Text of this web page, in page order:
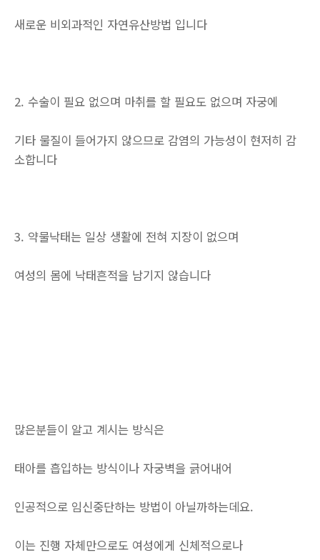
새로운 비외과적인 자연유산방법 입니다
2. 수술이 필요 없으며 마취를 할 필요도 없으며 자궁에
기타 물질이 들어가지 않으므로 감염의 가능성이 현저히 감
소합니다
3. 약물낙태는 일상 생활에 전혀 지장이 없으며
여성의 몸에 낙태흔적을 남기지 않습니다
많은분들이 알고 계시는 방식은
태아를 흡입하는 방식이나 자궁벽을 긁어내어
인공적으로 임신중단하는 방법이 아닐까하는데요.
이는 진행 자체만으로도 여성에게 신체적으로나